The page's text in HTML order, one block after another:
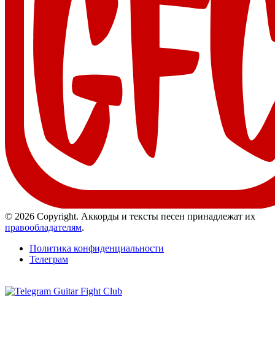
© 2026 Copyright. Аккорды и тексты песен принадлежат их
правообладателям.
Политика конфиденциальности
Телеграм